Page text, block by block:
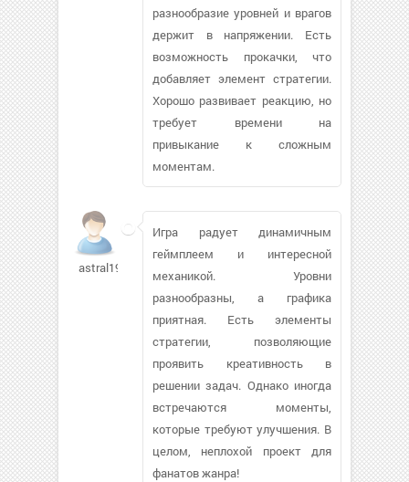
разнообразие уровней и врагов
держит в напряжении. Есть
возможность прокачки, что
добавляет элемент стратегии.
Хорошо развивает реакцию, но
требует времени на
привыкание к сложным
моментам.
astral1987734
Игра радует динамичным
геймплеем и интересной
механикой. Уровни
разнообразны, а графика
приятная. Есть элементы
стратегии, позволяющие
проявить креативность в
решении задач. Однако иногда
встречаются моменты,
которые требуют улучшения. В
целом, неплохой проект для
фанатов жанра!